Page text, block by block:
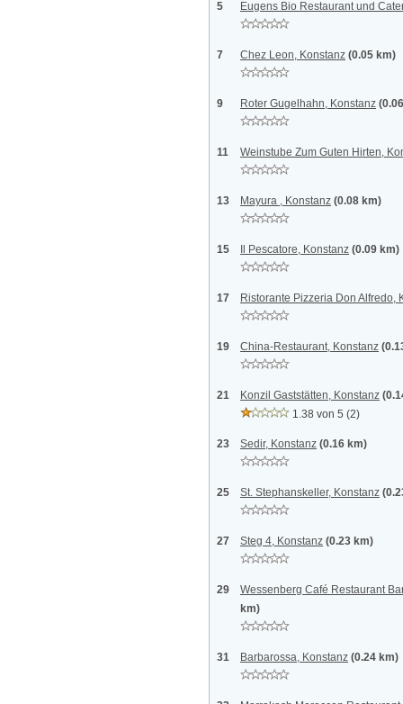
5 Eugens Bio Restaurant und
7 Chez Leon, Konstanz (0.05 km)
9 Roter Gugelhahn, Konstanz
11 Weinstube Zum Guten Hirten,
13 Mayura , Konstanz (0.08 km)
15 Il Pescatore, Konstanz (0.09 km)
17 Ristorante Pizzeria Don Alfredo,
19 China-Restaurant, Konstanz
21 Konzil Gaststätten, Konstanz
1.38 von 5 (2)
23 Sedir, Konstanz (0.16 km)
25 St. Stephanskeller, Konstanz
27 Steg 4, Konstanz (0.23 km)
29
Wessenberg Café Restaurant
km)
31 Barbarossa, Konstanz (0.24 km)